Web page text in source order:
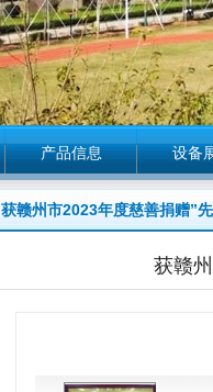
产品信息 设备
获赣州市2023年度慈善捐赠”
获赣